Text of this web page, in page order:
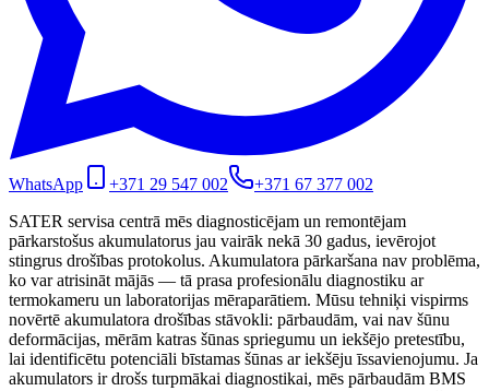
WhatsApp +371 29 547 002
+371 67 377 002
SATER servisa centrā mēs diagnosticējam un remontējam
pārkarstošus akumulatorus jau vairāk nekā 30 gadus, ievērojot
stingrus drošības protokolus. Akumulatora pārkaršana nav problēma,
ko var atrisināt mājās — tā prasa profesionālu diagnostiku ar
termokameru un laboratorijas mēraparātiem. Mūsu tehniķi vispirms
novērtē akumulatora drošības stāvokli: pārbaudām, vai nav šūnu
deformācijas, mērām katras šūnas spriegumu un iekšējo pretestību,
lai identificētu potenciāli bīstamas šūnas ar iekšēju īssavienojumu. Ja
akumulators ir drošs turpmākai diagnostikai, mēs pārbaudām BMS